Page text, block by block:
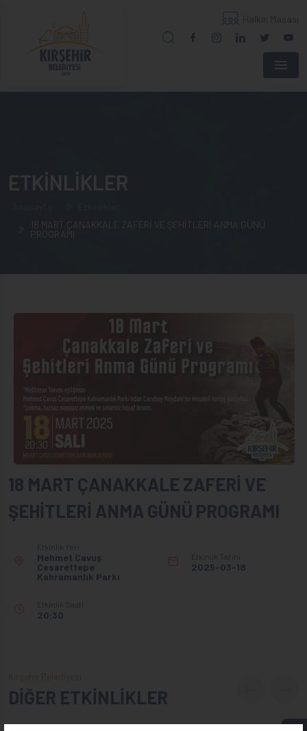
Halkın Masası
Menu
ETKİNLİKLER
18 MART ÇANAKKALE ZAFERİ VE ŞEHİTLERİ ANMA GÜNÜ
PROGRAMI
18 MART ÇANAKKALE ZAFERİ VE
ŞEHİTLERİ ANMA GÜNÜ PROGRAMI
Etkinlik Yeri
Mehmet Çavuş
Cesarettepe
Kahramanlık Parkı
Etkinlik Tarihi
2025-03-18
Etkinlik Saati
20:30
DİĞER ETKİNLİKLER